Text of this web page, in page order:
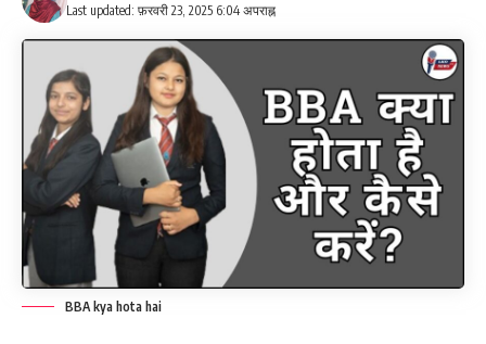
Last updated: फ़रवरी 23, 2025 6:04 अपराह्न
BBA kya hota hai